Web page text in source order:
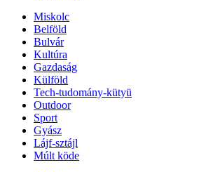
Miskolc
Belföld
Bulvár
Kultúra
Gazdaság
Külföld
Tech-tudomány-kütyü
Outdoor
Sport
Gyász
Lájf-sztájl
Múlt köde